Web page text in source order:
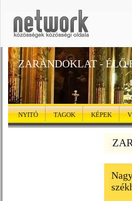
ZARÁNDOKLAT - ÉLŐ
NYITÓ TAGOK KÉPEK